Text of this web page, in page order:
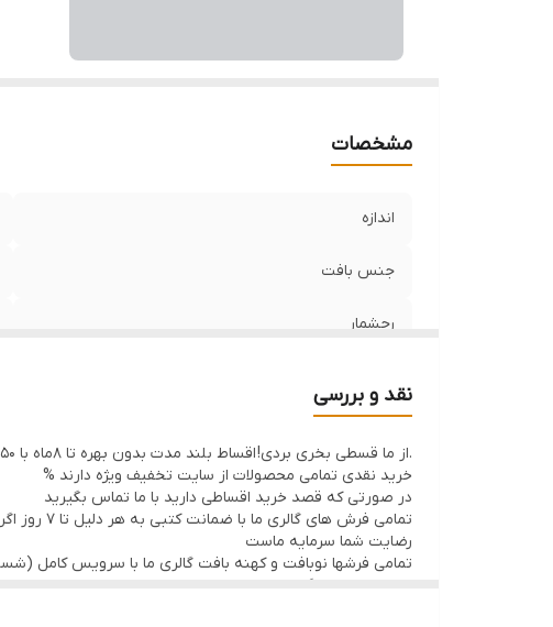
مشخصات
اندازه
جنس بافت
رجشمار
وضعیت کالا
نقد و بررسی
.از ما قسطی بخری بردی! اقساط بلند مدت بدون بهره تا 8ماه با 50% پیش پرداخت
خرید نقدی تمامی محصولات از سایت تخفیف ویژه دارند %
در صورتی که قصد خرید اقساطی دارید با ما تماس بگیرید
تمامی فرش های گالری ما با ضمانت کتبی به هر دلیل تا 7 روز اگر فرش پسندتون نباشه وجه شما با احترام عودت داده میشود.
رضایت شما سرمایه ماست
تمامی فرشها نوبافت و کهنه بافت گالری ما با سرویس کامل
ارسال داخلی رایگان میباشد